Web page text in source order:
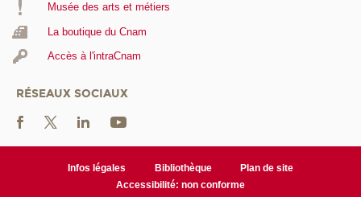
Musée des arts et métiers
La boutique du Cnam
Accès à l'intraCnam
RÉSEAUX SOCIAUX
Infos légales Bibliothèque
Plan de site
Accessibilité: non conforme